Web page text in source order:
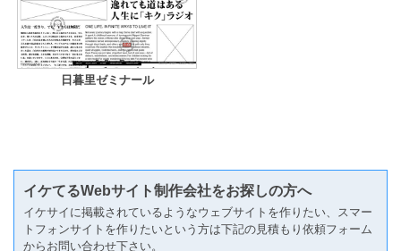
日暮里ゼミナール
イケてるWebサイト制作会社をお探しの方へ
イケサイに掲載されているようなウェブサイトを作りたい、スマー
トフォンサイトを作りたいという方は下記の見積もり依頼フォーム
からお問い合わせ下さい。